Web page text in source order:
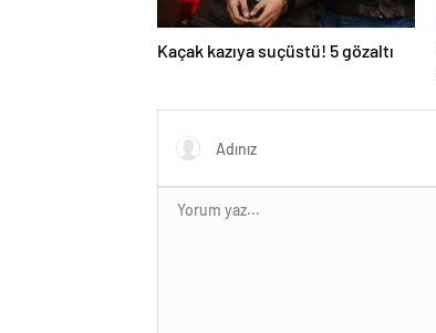
Kaçak kazıya suçüstü! 5 gözaltı